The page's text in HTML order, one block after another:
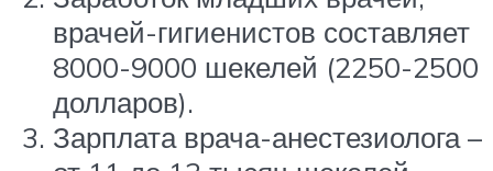
врачей-гигиенистов составляет
8000-9000 шекелей (2250-2500
долларов).
Зарплата врача-анестезиолога –